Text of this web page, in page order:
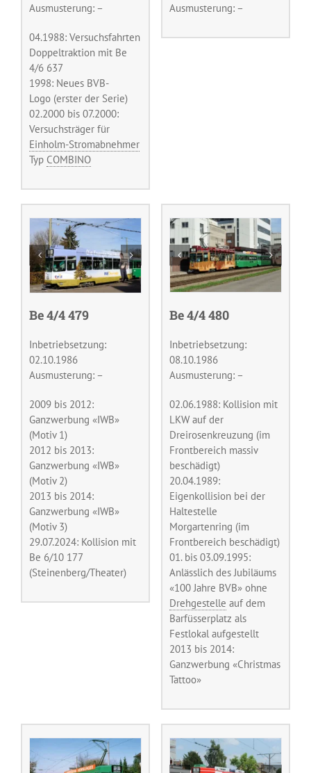
Ausmusterung: –
04.1988: Versuchsfahrten
Doppeltraktion mit Be
4/6 637
1998: Neues BVB-
Logo (erster der Serie)
02.2000 bis 07.2000:
Versuchsträger für
Einholm-Stromabnehmer
Typ COMBINO
Ausmusterung: –
Be 4/4 479
Inbetriebsetzung:
02.10.1986
Ausmusterung: –
2009 bis 2012:
Ganzwerbung «IWB»
(Motiv 1)
2012 bis 2013:
Ganzwerbung «IWB»
(Motiv 2)
2013 bis 2014:
Ganzwerbung «IWB»
(Motiv 3)
29.07.2024: Kollision mit
Be 6/10 177
(Steinenberg/Theater)
Be 4/4 480
Inbetriebsetzung:
08.10.1986
Ausmusterung: –
02.06.1988: Kollision mit
LKW auf der
Dreirosenkreuzung (im
Frontbereich massiv
beschädigt)
20.04.1989:
Eigenkollision bei der
Haltestelle
Morgartenring (im
Frontbereich beschädigt)
01. bis 03.09.1995:
Anlässlich des Jubiläums
«100 Jahre BVB» ohne
Drehgestelle auf dem
Barfüsserplatz als
Festlokal aufgestellt
2013 bis 2014:
Ganzwerbung «Christmas
Tattoo»